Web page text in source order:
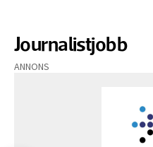
Journalistjobb
ANNONS